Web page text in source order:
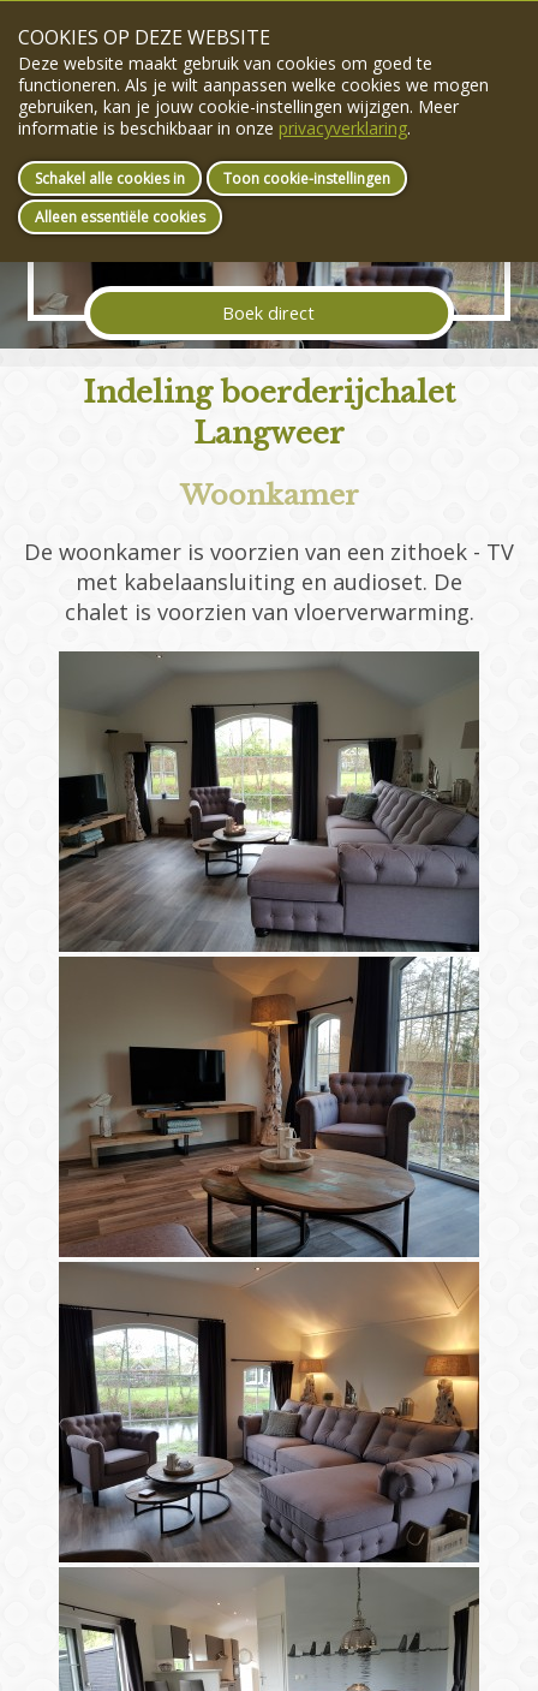
+31(0)6-53181801
info@vakantielangweer.nl
menu
Sfeervol overnachten
Boek direct
Indeling boerderijchalet
Langweer
Woonkamer
De woonkamer is voorzien van een zithoek - TV
met kabelaansluiting en audioset. De
chalet is voorzien van vloerverwarming.
COOKIES OP DEZE WEBSITE
Deze website maakt gebruik van cookies om goed te
functioneren. Als je wilt aanpassen welke cookies we mogen
gebruiken, kan je jouw cookie-instellingen wijzigen. Meer
informatie is beschikbaar in onze privacyverklaring.
Schakel alle cookies in
Toon cookie-instellingen
Alleen essentiële cookies